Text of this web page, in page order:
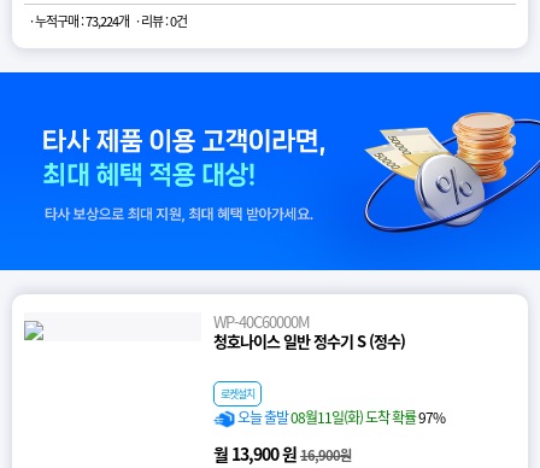
· 누적구매 : 73,224개 · 리뷰 : 0건
WP-40C60000M
청호나이스 일반 정수기 S (정수)
로켓설치
오늘 출발08월11일(화) 도착 확률97%
월 13,900 원16,900원